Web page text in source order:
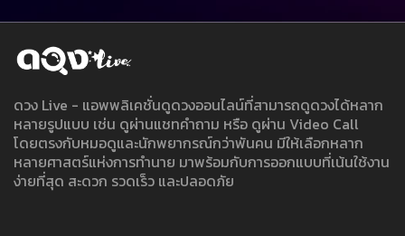
ดวง Live - แอพพลิเคชั่นดูดวงออนไลน์ที่สามารถดูดวงได้หลาก
หลายรูปแบบ เช่น ดูผ่านแชทคำถาม หรือ ดูผ่าน Video Call
โดยตรงกับหมอดูและนักพยากรณ์กว่าพันคน มีให้เลือกหลาก
หลายศาสตร์แห่งการทำนาย มาพร้อมกับการออกแบบที่เน้นใช้งาน
ง่ายที่สุด สะดวก รวดเร็ว และปลอดภัย